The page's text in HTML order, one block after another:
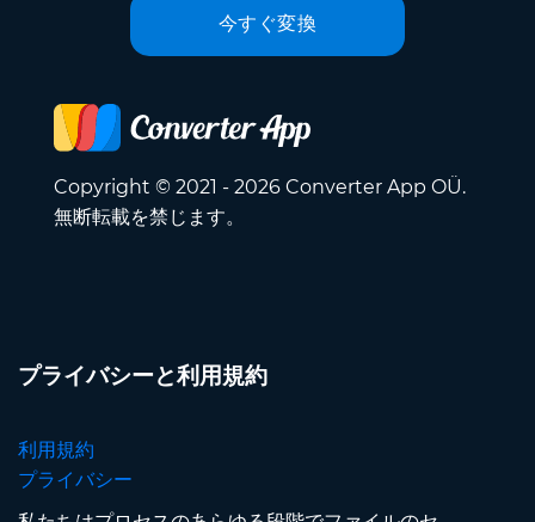
今すぐ変換
Copyright © 2021 - 2026 Converter App OÜ.
無断転載を禁じます。
プライバシーと利用規約
利用規約
プライバシー